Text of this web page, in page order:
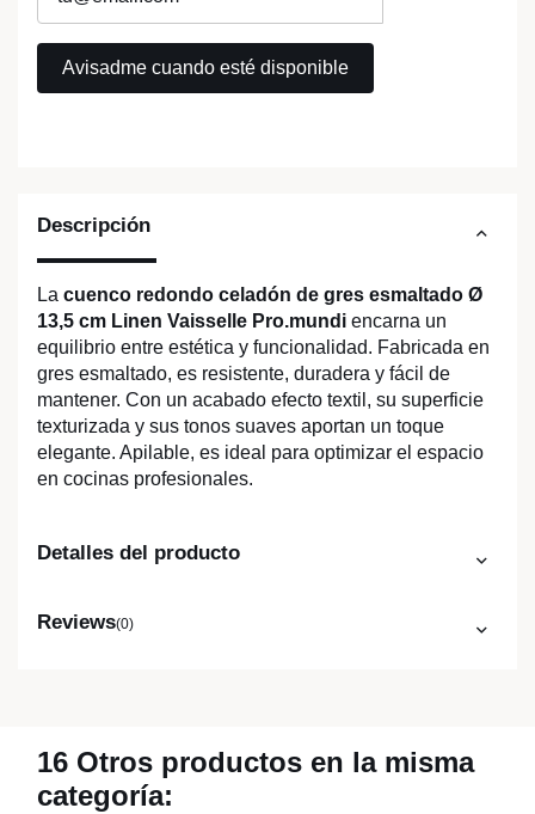
Descripción
La cuenco redondo celadón de gres esmaltado Ø
13,5 cm Linen Vaisselle Pro.mundi encarna un
equilibrio entre estética y funcionalidad. Fabricada en
gres esmaltado, es resistente, duradera y fácil de
mantener. Con un acabado efecto textil, su superficie
texturizada y sus tonos suaves aportan un toque
elegante. Apilable, es ideal para optimizar el espacio
en cocinas profesionales.
Detalles del producto
Reviews(0)
16 Otros productos en la misma
categoría: